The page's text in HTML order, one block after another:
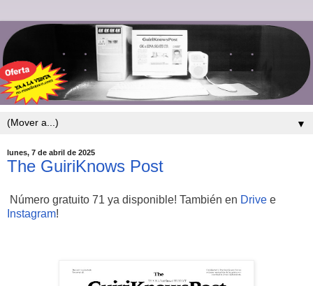
▼
lunes, 7 de abril de 2025
The GuiriKnows Post
Número gratuito 71 ya disponible! También en Drive e
Instagram!